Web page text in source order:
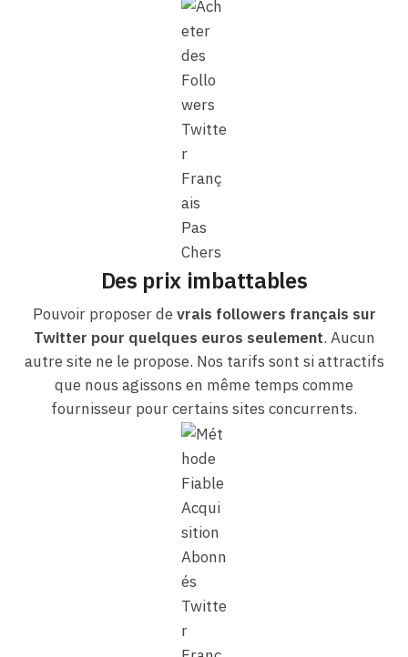
Des prix imbattables
Pouvoir proposer devrais followers français sur
Twitter pour quelques euros seulement. Aucun
autre site ne le propose. Nos tarifs sont si attractifs
que nous agissons en même temps comme
fournisseur pour certains sites concurrents.